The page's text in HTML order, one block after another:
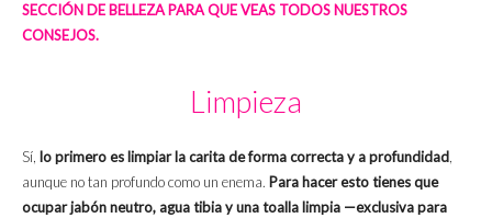
SECCIÓN DE BELLEZA PARA QUE VEAS TODOS NUESTROS
CONSEJOS.
Limpieza
Sí, lo primero es limpiar la carita de forma correcta y a profundidad,
aunque no tan profundo como un enema. Para hacer esto tienes que
ocupar jabón neutro, agua tibia y una toalla limpia —exclusiva para